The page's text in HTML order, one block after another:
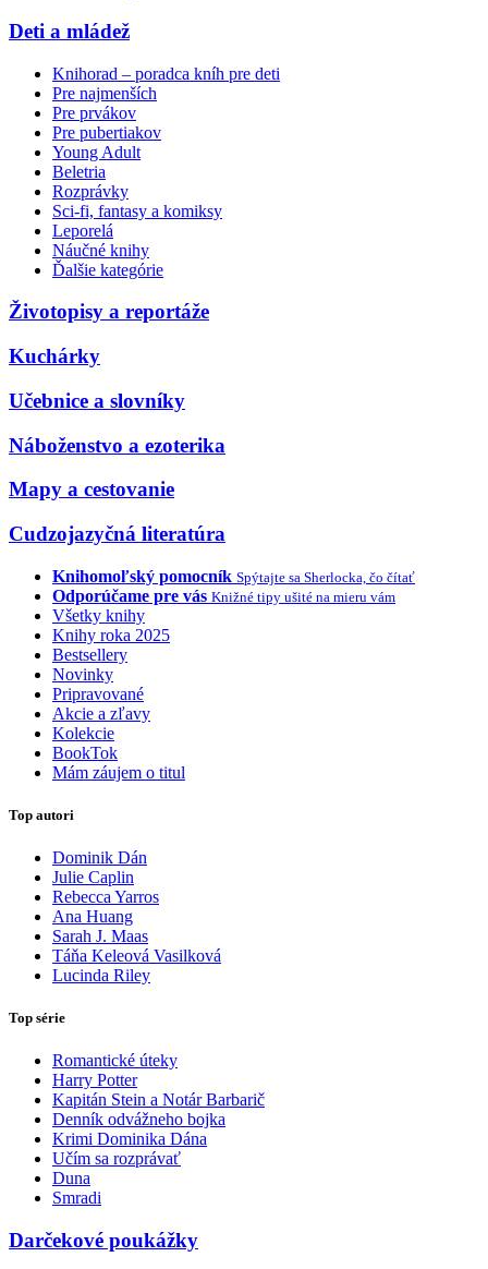
Deti a mládež
Knihorad – poradca kníh pre deti
Pre najmenších
Pre prvákov
Pre pubertiakov
Young Adult
Beletria
Rozprávky
Sci-fi, fantasy a komiksy
Leporelá
Náučné knihy
Ďalšie kategórie
Životopisy a reportáže
Kuchárky
Učebnice a slovníky
Náboženstvo a ezoterika
Mapy a cestovanie
Cudzojazyčná literatúra
Knihomoľský pomocník Spýtajte sa Sherlocka, čo čítať
Odporúčame pre vás Knižné tipy ušité na mieru vám
Všetky knihy
Knihy roka 2025
Bestsellery
Novinky
Pripravované
Akcie a zľavy
Kolekcie
BookTok
Mám záujem o titul
Top autori
Dominik Dán
Julie Caplin
Rebecca Yarros
Ana Huang
Sarah J. Maas
Táňa Keleová Vasilková
Lucinda Riley
Top série
Romantické úteky
Harry Potter
Kapitán Stein a Notár Barbarič
Denník odvážneho bojka
Krimi Dominika Dána
Učím sa rozprávať
Duna
Smradi
Darčekové poukážky